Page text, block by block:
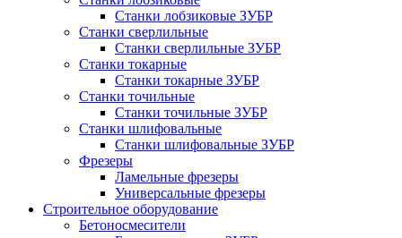
Станки лобзиковые ЗУБР
Станки сверлильные
Станки сверлильные ЗУБР
Станки токарные
Станки токарные ЗУБР
Станки точильные
Станки точильные ЗУБР
Станки шлифовальные
Станки шлифовальные ЗУБР
Фрезеры
Ламельные фрезеры
Универсальные фрезеры
Строительное оборудование
Бетоносмесители